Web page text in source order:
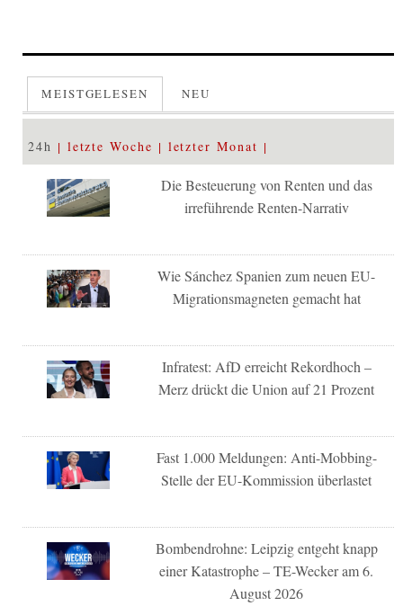
MEISTGELESEN NEU
24h letzte Woche letzter Monat
Die Besteuerung von Renten und das
irreführende Renten-Narrativ
Wie Sánchez Spanien zum neuen EU-
Migrationsmagneten gemacht hat
Infratest: AfD erreicht Rekordhoch –
Merz drückt die Union auf 21 Prozent
Fast 1.000 Meldungen: Anti-Mobbing-
Stelle der EU-Kommission überlastet
Bombendrohne: Leipzig entgeht knapp
einer Katastrophe – TE-Wecker am 6.
August 2026